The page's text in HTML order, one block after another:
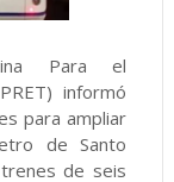
Para el
informó
para ampliar
de Santo
de seis